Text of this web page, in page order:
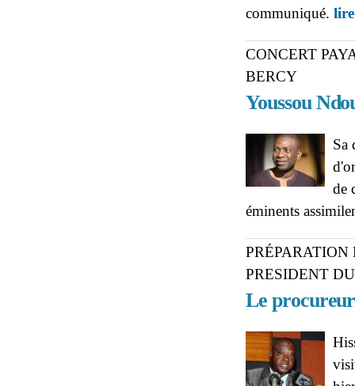
communiqué.
CONCERT
BERCY
Youssou
Sa
de
éminents
PRÉPARATION
PRESIDENT
Le